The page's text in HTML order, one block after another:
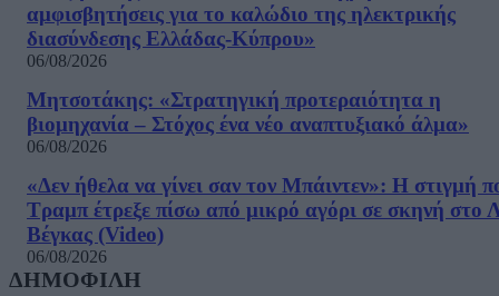
αμφισβητήσεις για το καλώδιο της ηλεκτρικής
διασύνδεσης Ελλάδας-Κύπρου»
06/08/2026
Μητσοτάκης: «Στρατηγική προτεραιότητα η
βιομηχανία – Στόχος ένα νέο αναπτυξιακό άλμα»
06/08/2026
«Δεν ήθελα να γίνει σαν τον Μπάιντεν»: Η στιγμή
Τραμπ έτρεξε πίσω από μικρό αγόρι σε σκηνή στο
Βέγκας (Video)
06/08/2026
ΔΗΜΟΦΙΛΗ